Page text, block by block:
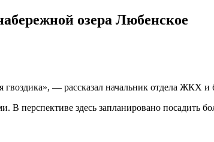
озера Любенское
— рассказал начальник отдела ЖКХ и
В перспективе здесь запланировано посадить